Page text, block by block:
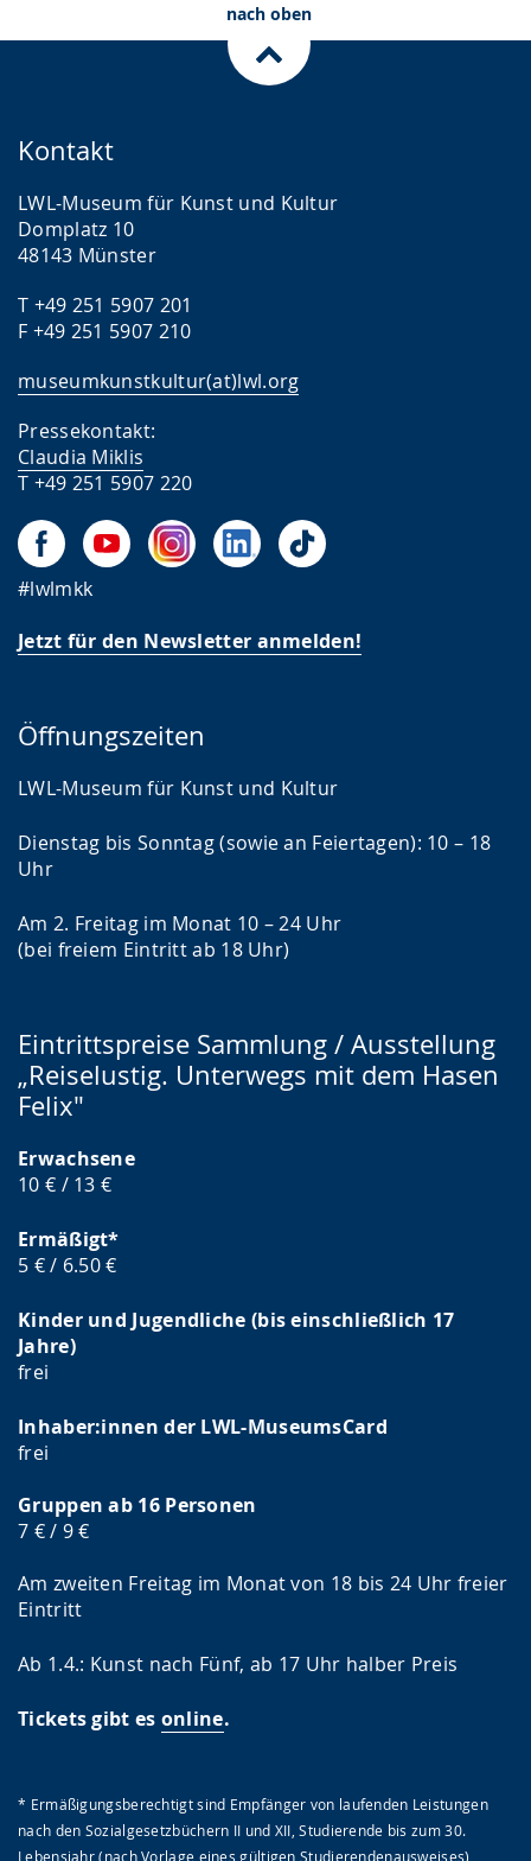
nach oben
Kontakt
LWL-Museum für Kunst und Kultur
Domplatz 10
48143 Münster
T +49 251 5907 201
F +49 251 5907 210
museumkunstkultur(at)lwl.org
Pressekontakt:
Claudia Miklis
T +49 251 5907 220
#lwlmkk
Jetzt für den Newsletter anmelden!
Öffnungszeiten
LWL-Museum für Kunst und Kultur
Dienstag bis Sonntag (sowie an Feiertagen): 10 – 18
Uhr
Am 2. Freitag im Monat 10 – 24 Uhr
(bei freiem Eintritt ab 18 Uhr)
Eintrittspreise Sammlung / Ausstellung
„Reiselustig. Unterwegs mit dem Hasen
Felix"
Erwachsene
10 € / 13 €
Ermäßigt*
5 € / 6.50 €
Kinder und Jugendliche (bis einschließlich 17
Jahre)
frei
Inhaber:innen der LWL-MuseumsCard
frei
Gruppen ab 16 Personen
7 € / 9 €
Am zweiten Freitag im Monat von 18 bis 24 Uhr freier
Eintritt
Ab 1.4.: Kunst nach Fünf, ab 17 Uhr halber Preis
Tickets gibt es online.
* Ermäßigungsberechtigt sind Empfänger von laufenden Leistungen
nach den Sozialgesetzbüchern II und XII, Studierende bis zum 30.
Lebensjahr (nach Vorlage eines gültigen Studierendenausweises),